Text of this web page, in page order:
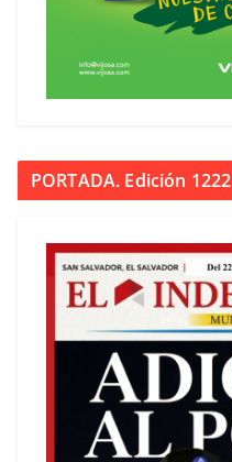
PORTADA. Edición 1222